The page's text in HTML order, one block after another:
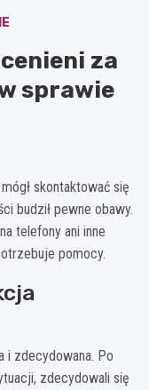
za
sprawie
skontaktować się
budził pewne obawy.
telefony ani inne
pomocy.
i zdecydowana. Po
zdecydowali się